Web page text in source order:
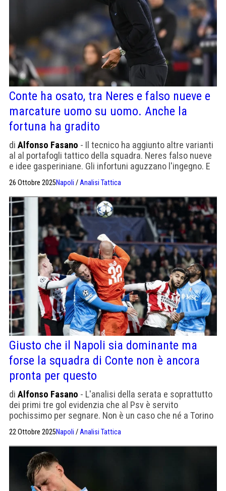
Conte ha osato, tra Neres e falso nueve e
marcature uomo su uomo. Anche la
fortuna ha gradito
di Alfonso Fasano - Il tecnico ha aggiunto altre varianti
al al portafogli tattico della squadra. Neres falso nueve
e idee gasperiniane. Gli infortuni aguzzano l'ingegno. E
26 Ottobre 2025Napoli /Analisi Tattica
Giusto che il Napoli sia dominante ma
forse la squadra di Conte non è ancora
pronta per questo
di Alfonso Fasano - L'analisi della serata e soprattutto
dei primi tre gol evidenzia che al Psv è servito
pochissimo per segnare. Non è un caso che né a Torino
22 Ottobre 2025Napoli /Analisi Tattica